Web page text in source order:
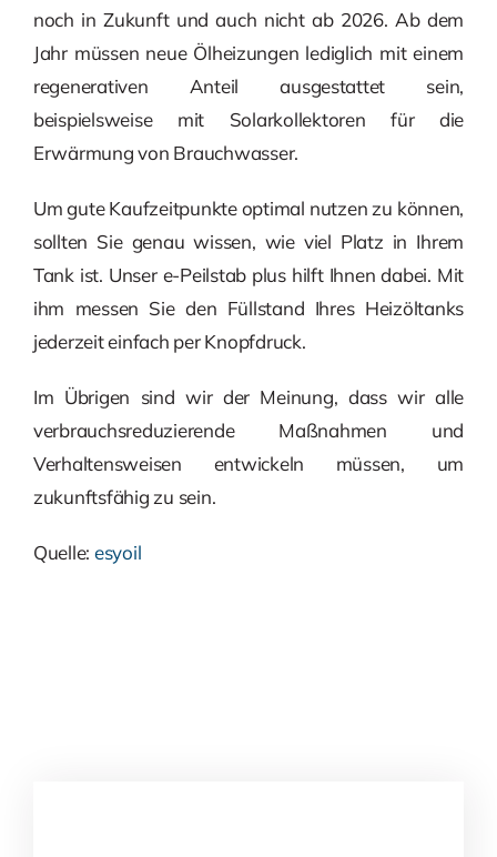
noch in Zukunft und auch nicht ab 2026. Ab dem
Jahr müssen neue Ölheizungen lediglich mit einem
regenerativen Anteil ausgestattet sein,
beispielsweise mit Solarkollektoren für die
Erwärmung von Brauchwasser.
Um gute Kaufzeitpunkte optimal nutzen zu können,
sollten Sie genau wissen, wie viel Platz in Ihrem
Tank ist. Unser e-Peilstab plus hilft Ihnen dabei. Mit
ihm messen Sie den Füllstand Ihres Heizöltanks
jederzeit einfach per Knopfdruck.
Im Übrigen sind wir der Meinung, dass wir alle
verbrauchsreduzierende Maßnahmen und
Verhaltensweisen entwickeln müssen, um
zukunftsfähig zu sein.
Quelle: esyoil